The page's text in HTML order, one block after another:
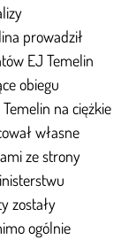
prowadził
EJ Temelin
obiegu
na ciężkie
własne
ze strony
zostały
ogólnie